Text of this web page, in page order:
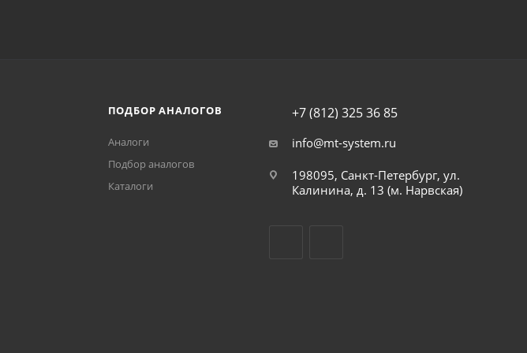
ПОДБОР АНАЛОГОВ
Аналоги
Подбор аналогов
Каталоги
+7 (812) 325 36 85
info@mt-system.ru
198095, Санкт-Петербург, ул.
Калинина, д. 13 (м. Нарвская)